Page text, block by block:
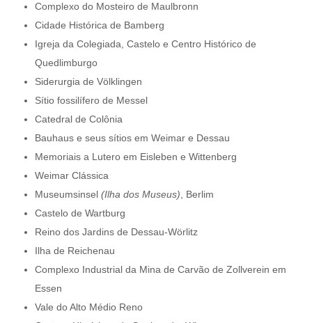
Complexo do Mosteiro de Maulbronn
Cidade Histórica de Bamberg
Igreja da Colegiada, Castelo e Centro Histórico de
Quedlimburgo
Siderurgia de Völklingen
Sítio fossilífero de Messel
Catedral de Colônia
Bauhaus e seus sítios em Weimar e Dessau
Memoriais a Lutero em Eisleben e Wittenberg
Weimar Clássica
Museumsinsel (Ilha dos Museus) , Berlim
Castelo de Wartburg
Reino dos Jardins de Dessau-Wörlitz
Ilha de Reichenau
Complexo Industrial da Mina de Carvão de Zollverein em
Essen
Vale do Alto Médio Reno